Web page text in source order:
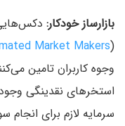
بازارساز خودکار:
(
Market Makers
وجوه کاربران تامین
استخرهای نقدینگی وجود
سرمایه لازم برای